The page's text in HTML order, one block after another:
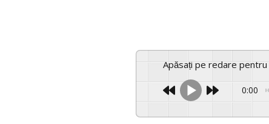
Apăsați pe redare
0:00